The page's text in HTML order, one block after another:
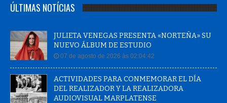
ÚLTIMAS NOTÍCIAS
JULIETA VENEGAS PRESENTA «NORTEÑA» SU
NUEVO ÁLBUM DE ESTUDIO
07 de agosto de 2026 às 02:04:42
ACTIVIDADES PARA CONMEMORAR EL DÍA
DEL REALIZADOR Y LA REALIZADORA
AUDIOVISUAL MARPLATENSE